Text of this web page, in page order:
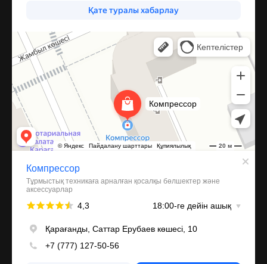
Компрессор
Запчасти и аксессуары для бытовой техники в Караганде